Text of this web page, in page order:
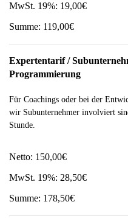
MwSt. 19%: 19,00€
Summe: 119,00€
Expertentarif /
Programmierung
Für Coachings oder bei der
wir Subunternehmer involviert
Stunde.
Netto: 150,00€
MwSt. 19%: 28,50€
Summe: 178,50€